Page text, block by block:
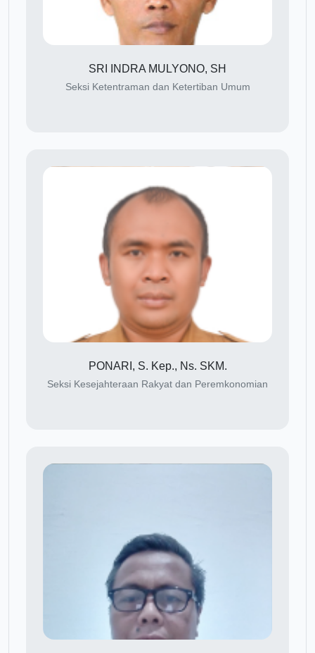
SRI INDRA MULYONO, SH
Seksi Ketentraman dan Ketertiban Umum
PONARI, S. Kep., Ns. SKM.
Seksi Kesejahteraan Rakyat dan Peremkonomian